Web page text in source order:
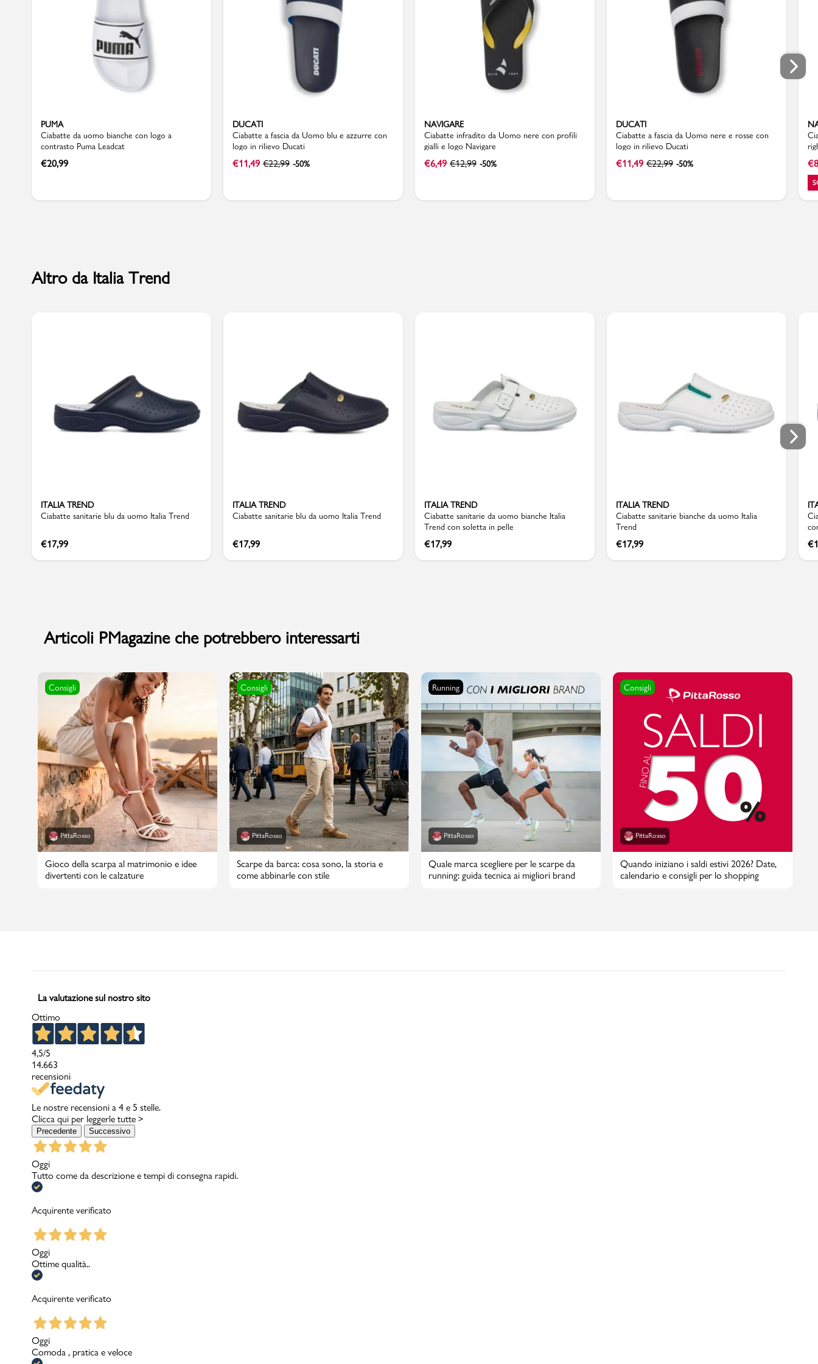
Promo & News
pcard
PUMA
Ciabatte da uomo bianche con logo a
contrasto Puma Leadcat
€20,99
DUCATI
Ciabatte a fascia da Uomo blu e azzurre con
logo in rilievo Ducati
€11,49 €22,99 -50%
NAVIGARE
Ciabatte infradito da Uomo nere con profili
gialli e logo Navigare
€6,49 €12,99 -50%
DUCATI
Ciabatte a fascia da Uomo nere e rosse con
logo in rilievo Ducati
€11,49 €22,99 -50% €
Altro da Italia Trend
ITALIA TREND
Ciabatte sanitarie blu da uomo Italia Trend
€17,99
ITALIA TREND
Ciabatte sanitarie blu da uomo Italia Trend
€17,99
ITALIA TREND
Ciabatte sanitarie da uomo bianche Italia
Trend con soletta in pelle
€17,99
ITALIA TREND
Ciabatte sanitarie bianche da uomo Italia
Trend
€17,99 €
Articoli PMagazine che potrebbero interessarti
Consigli
PittaRosso
Gioco della scarpa al matrimonio e idee
divertenti con le calzature
Consigli
PittaRosso
Scarpe da barca: cosa sono, la storia e
come abbinarle con stile
Running
PittaRosso
Quale marca scegliere per le scarpe da
running: guida tecnica ai migliori brand
Consigli
PittaRosso
Quando iniziano i saldi estivi 2026? Date,
calendario e consigli per lo shopping
La valutazione sul nostro sito
Ottimo
4,5/5
14.663
recensioni
Le nostre recensioni a 4 e 5 stelle.
Clicca qui per leggerle tutte >
Precedente Successivo
Oggi
Tutto come da descrizione e tempi di consegna rapidi.
Acquirente verificato
Oggi
Ottime qualità..
Acquirente verificato
Oggi
Comoda , pratica e veloce